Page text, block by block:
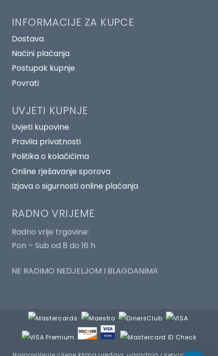
INFORMACIJE ZA KUPCE
Dostava
Načini plaćanja
Postupak kupnje
Povrati
UVJETI KUPNJE
Uvjeti kupovine
Pravila privatnosti
Politika o kolačićima
Online rješavanje sporova
Izjava o sigurnosti online plaćanja
RADNO VRIJEME
Radno vrije trgovine:
Pon – Sub od 8 do 16 h
NE RADIMO NEDJELJOM I BLAGDANIMA